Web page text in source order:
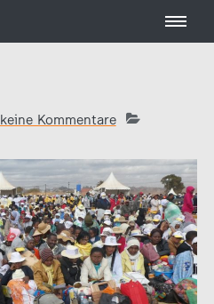
keine Kommentare